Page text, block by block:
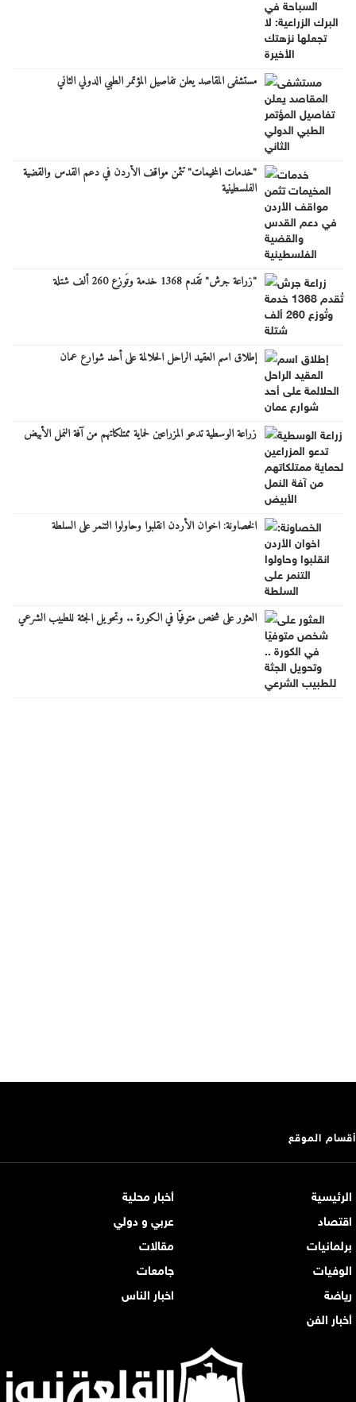
مستشفى المقاصد يعلن تفاصيل المؤتمر الطبي الدولي الثاني
"خدمات المخيمات" تثمن مواقف الأردن في دعم القدس والقضية
الفلسطينية
"زراعة جرش" تُقدم 1368 خدمة وتُوزع 260 ألف شتلة
إطلاق اسم العقيد الراحل الحلالمة على أحد شوارع عمان
زراعة الوسطية تدعو المزراعين لحماية ممتلكاتهم من آفة النمل الأبيض
الخصاونة: اخوان الأردن انقلبوا وحاولوا التنمر على السلطة
العثور على شخص متوفيًا في الكورة .. وتحويل الجثة للطبيب الشرعي
أقسام الموقع
الرئيسية
أخبار محلية
اقتصاد
عربي و دولي
برلمانيات
مقالات
الوفيات
جامعات
رياضة
اخبار الناس
أخبار الفن